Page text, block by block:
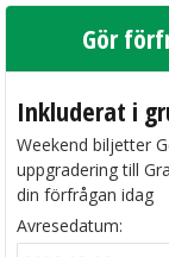
Gör
Inkluderat i
Weekend biljetter
uppgradering till
din förfrågan idag
Avresedatum: